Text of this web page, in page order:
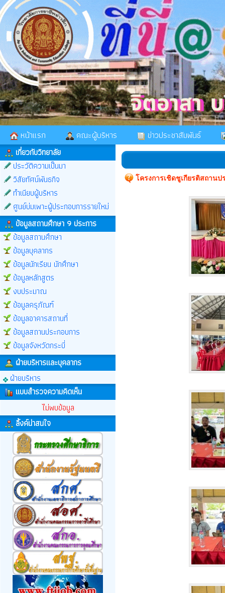
หน้าแรก คณะผู้บริหาร ข่าวประชาสัมพันธ์
เกี่ยวกับวิทยาลัย
ประวัติความเป็นมา
วิสัยทัศน์พันธกิจ
ทำเนียบผู้บริหาร
ศูนย์บ่มเพาะผู้ประกอบการรายใหม่
ข้อมูลสถานศึกษา 9 ประการ
ข้อมูลสถานศึกษา
ข้อมูลบุคลากร
ข้อมูลนักเรียน นักศึกษา
ข้อมูลหลักสูตร
งบประมาณ
ข้อมูลครุภัณฑ์
ข้อมูลอาคารสถานที่
ข้อมูลสถานประกอบการ
ข้อมูลจังหวัดกระบี่
ฝ่ายบริหารและบุคลากร
ฝ่ายบริหาร
แบบสำรวจความคิดเห็น
ไม่พบข้อมูล
ลิ้งค์น่าสนใจ
โครงการเชิดชูเกียรติสถาน